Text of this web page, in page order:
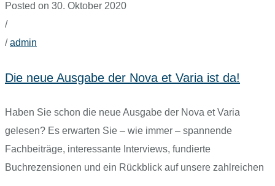
Posted on 30. Oktober 2020
/
/admin
Die neue Ausgabe der Nova et Varia ist da!
Haben Sie schon die neue Ausgabe der Nova et Varia
gelesen? Es erwarten Sie – wie immer – spannende
Fachbeiträge, interessante Interviews, fundierte
Buchrezensionen und ein Rückblick auf unsere zahlreichen